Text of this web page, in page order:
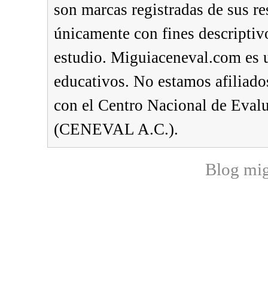
son marcas registradas de sus
únicamente con fines
estudio. Miguiaceneval.com es
educativos. No estamos
con el Centro Nacional de
(CENEVAL A.C.).
Blog